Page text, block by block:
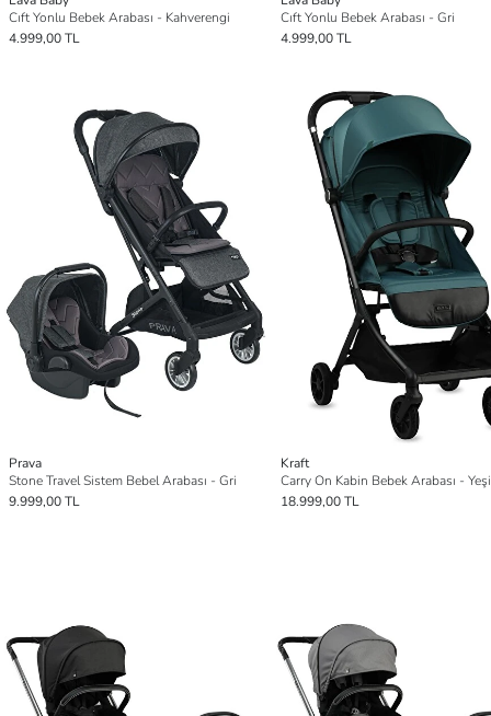
Cıft Yonlu Bebek Arabası - Kahverengi
4.999,00 TL
Cıft Yonlu Bebek Arabası - Gri
4.999,00 TL
Prava
Stone Travel Sistem Bebel Arabası - Gri
9.999,00 TL
Kraft
Carry On Kabin Bebek Arabası -
18.999,00 TL